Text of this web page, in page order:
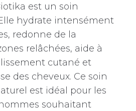
est un soin
hydrate intensément
redonne de la
relâchées, aide à
cutané et
des cheveux. Ce soin
est idéal pour les
souhaitant